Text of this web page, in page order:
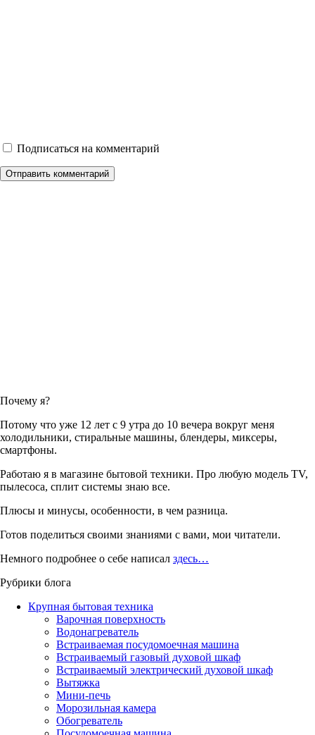
Подписаться на комментарий
Отправить комментарий
Почему я?
Потому что уже 12 лет с 9 утра до 10 вечера вокруг меня
холодильники, стиральные машины, блендеры, миксеры,
смартфоны.
Работаю я в магазине бытовой техники. Про любую модель TV,
пылесоса, сплит системы знаю все.
Плюсы и минусы, особенности, в чем разница.
Готов поделиться своими знаниями с вами, мои читатели.
Немного подробнее о себе написал здесь…
Рубрики блога
Крупная бытовая техника
Варочная поверхность
Водонагреватель
Встраиваемая посудомоечная машина
Встраиваемый газовый духовой шкаф
Встраиваемый электрический духовой шкаф
Вытяжка
Мини-печь
Морозильная камера
Обогреватель